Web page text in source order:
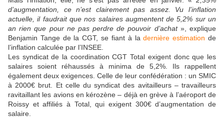
d’augmentation, ce n’est clairement pas assez. Vu l’inflation
actuelle, il faudrait que nos salaires augmentent de 5,2% sur un
an rien que pour ne pas perdre de pouvoir d’achat», explique
Benjamin Tange de la CGT, se fiant à ladernière estimation de
l’inflation calculée par l’INSEE.
Les syndicat de la coordination CGT Total exigent donc que les
salaires soient réhaussés à minima de 5,2%. Ils rappellent
également deux exigences. Celle de leur confédération : un SMIC
à 2000€ brut. Et celle du syndicat des avitailleurs – travailleurs
ravitaillant les avions en kérozène – déjà en grève à l’aéroport de
Roissy et affiliés à Total, qui exigent 300€ d’augmentation de
salaire.